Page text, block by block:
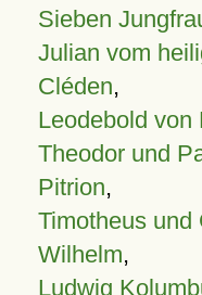
Sieben
Julian vom
Cléden,
Leodebold von
Theodor und
Pitrion,
Timotheus und
Wilhelm,
Ludwig